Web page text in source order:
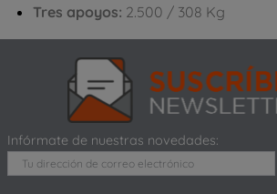
Tres apoyos: 2.500 / 308 Kg
Infórmate de nuestras novedades: